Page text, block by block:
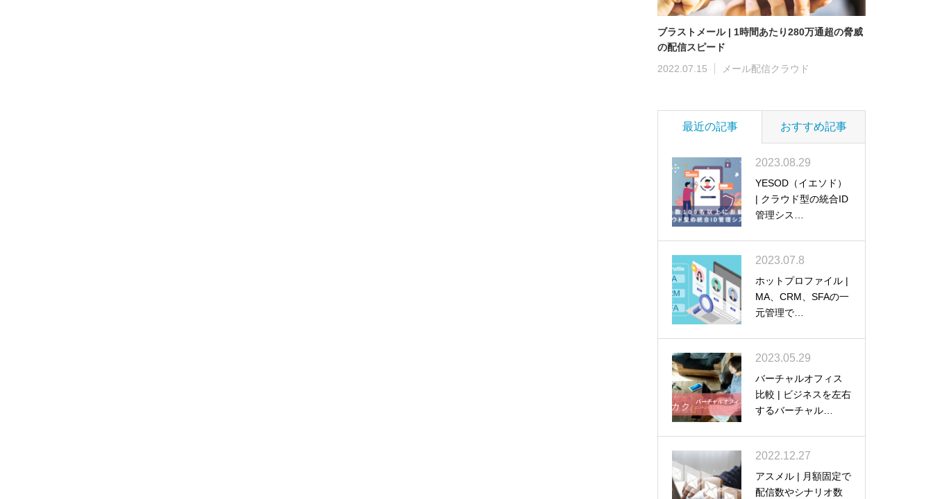
ブラストメール | 1時間あたり280万通超の脅威
の配信スピード
2022.07.15
メール配信クラウド
最近の記事 おすすめ記事
2023.08.29
YESOD（イエソド）
| クラウド型の統合ID
管理シス…
2023.07.8
ホットプロファイル |
MA、CRM、SFAの一
元管理で…
2023.05.29
バーチャルオフィス
比較 | ビジネスを左右
するバーチャル…
2022.12.27
アスメル | 月額固定で
配信数やシナリオ数